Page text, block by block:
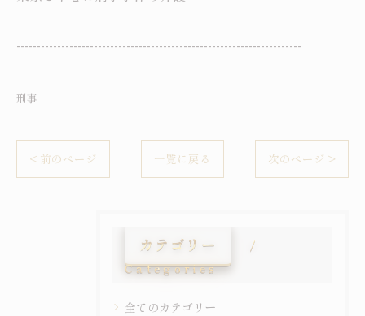
----------------------------------------------------------------------
刑事
< 前のページ 一覧に戻る 次のページ >
カテゴリー
Categories
全てのカテゴリー